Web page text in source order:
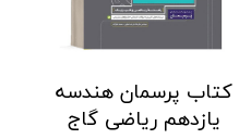
کتاب پرسمان هندسه
یازدهم ریاضی گاج